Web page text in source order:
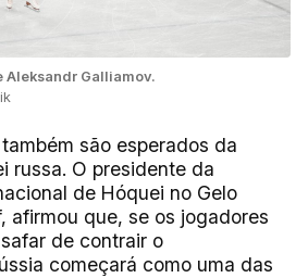
Aleksandr Galliamov.
são esperados da
russa. O presidente da
de Hóquei no Gelo
afirmou que, se os jogadores
de contrair o
começará como uma das